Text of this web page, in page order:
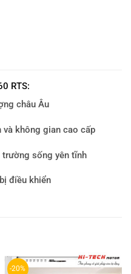
RTS:
châu Âu
không gian cao cấp
trường sống yên tĩnh
điều khiển
-20%